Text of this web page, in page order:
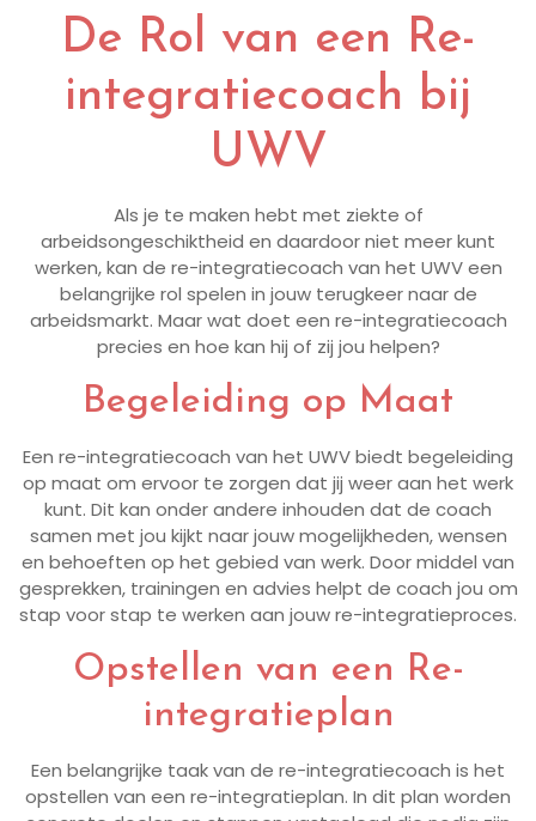
De Rol van een Re-
integratiecoach bij
UWV
Als je te maken hebt met ziekte of
arbeidsongeschiktheid en daardoor niet meer kunt
werken, kan de re-integratiecoach van het UWV een
belangrijke rol spelen in jouw terugkeer naar de
arbeidsmarkt. Maar wat doet een re-integratiecoach
precies en hoe kan hij of zij jou helpen?
Begeleiding op Maat
Een re-integratiecoach van het UWV biedt begeleiding
op maat om ervoor te zorgen dat jij weer aan het werk
kunt. Dit kan onder andere inhouden dat de coach
samen met jou kijkt naar jouw mogelijkheden, wensen
en behoeften op het gebied van werk. Door middel van
gesprekken, trainingen en advies helpt de coach jou om
stap voor stap te werken aan jouw re-integratieproces.
Opstellen van een Re-
integratieplan
Een belangrijke taak van de re-integratiecoach is het
opstellen van een re-integratieplan. In dit plan worden